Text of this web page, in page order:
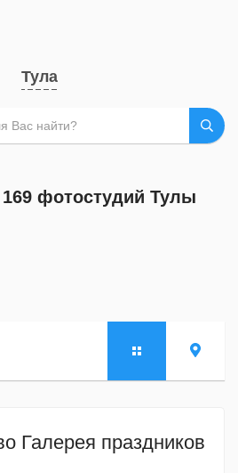
Тула
фотостудий Тулы
Галерея праздников